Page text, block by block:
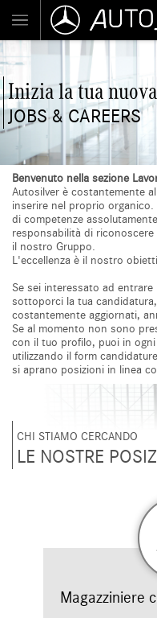
Inizia la tua
JOBS & CAREERS
Benvenuto nella sezione
Autosilver è costantemente
inserire nel proprio
di competenze
responsabilità di
il nostro Gruppo.
L'eccellenza è il nostro
Se sei interessato ad
sottoporci la tua
costantemente aggiornati,
Se al momento non sono
con il tuo profilo, puoi in
utilizzando il form
si aprano posizioni in linea
CHI STIAMO CERCANDO
LE NOSTRE
Magazziniere